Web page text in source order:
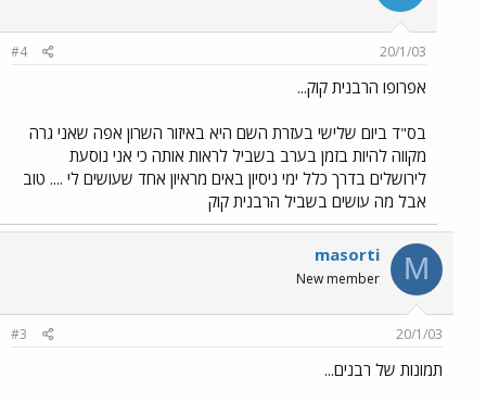
20/1/03
#4
אפרופו הרבנית קוק...
בס"ד ביום שלישי בעזרת השם היא באיזור השרון אפה שאני גרה
מקווה להיות בזמן בערב בשביל לראות אותה כי אני נוסעת
לירושלים בדרך כלל ימי ניסיון באים מראיון אחד שעושים לי .... טוב
אבל מה עושים בשביל הרבנית קוק
M
masorti
New member
20/1/03
#3
תמונות של רבנים...